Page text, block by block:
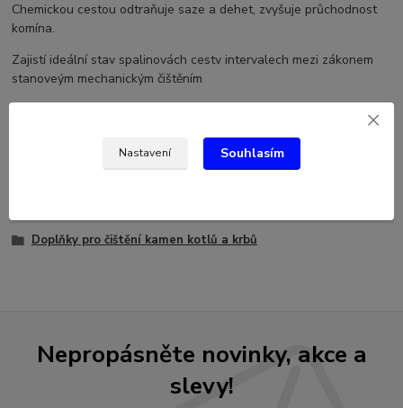
Chemickou cestou odtraňuje saze a dehet, zvyšuje průchodnost
komína.
Zajistí ideální stav spalinovách cestv intervalech mezi zákonem
stanoveým mechanickým čištěním
Doplňky pro čištění kamen kotlů a krbů
Nepropásněte novinky, akce a
slevy!
Nastavení Souhlasím